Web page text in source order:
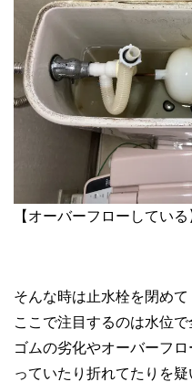
【オーバーフローしている
そんな時は止水栓を閉めて
ここで注目するのは水位
ゴムの劣化やオーバーフ
っていたり折れてたりを疑